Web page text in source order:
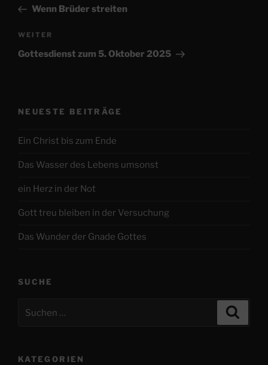
Beitrag
Wenn Brüder streiten
Nächster
Beitrag
WEITER
Gottesdienst zum 5. Oktober 2025
NEUESTE BEITRÄGE
Ein Christ bis zum Ende
Das Wasser des Lebens umsonst
ein Herz in der Not
Gott treu bleiben in der Versuchung
Das Wunder der Gnade Gottes
SUCHE
KATEGORIEN